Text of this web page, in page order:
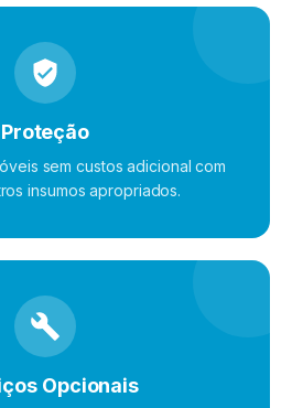
Proteção
sem custos adicional com
insumos apropriados.
Opcionais